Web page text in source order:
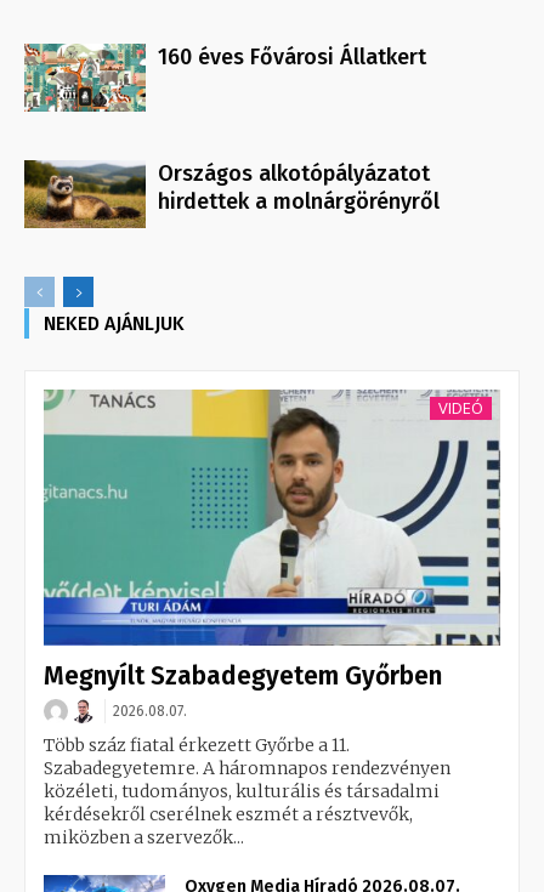
160 éves Fővárosi Állatkert
Országos alkotópályázatot
hirdettek a molnárgörényről
NEKED AJÁNLJUK
VIDEÓ
Megnyílt Szabadegyetem Győrben
2026.08.07.
Több száz fiatal érkezett Győrbe a 11.
Szabadegyetemre. A háromnapos rendezvényen
közéleti, tudományos, kulturális és társadalmi
kérdésekről cserélnek eszmét a résztvevők,
miközben a szervezők...
Oxygen Media Híradó 2026.08.07.